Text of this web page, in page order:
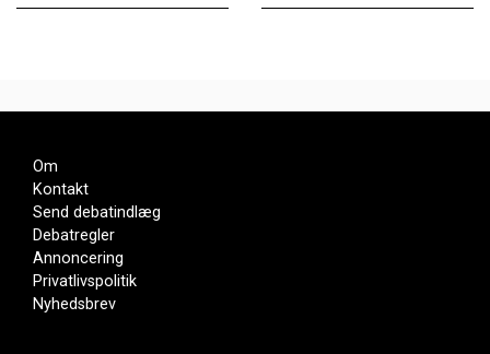
Om
Kontakt
Send debatindlæg
Debatregler
Annoncering
Privatlivspolitik
Nyhedsbrev